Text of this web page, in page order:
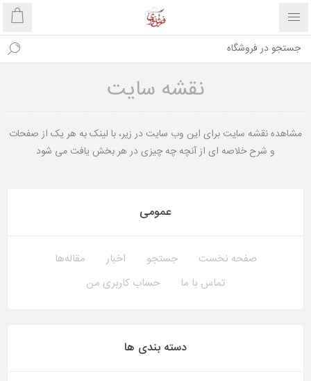
نقشه سایت
مشاهده نقشه سایت برای این وب سایت در زیر، با لینک به هر یک از صفحات
و شرح خلاصه ای از آنچه چه چیزی در هر بخش یافت می شود
عمومی
صفحه نخست جستجو اخبار
مقاله‌ها
تماس با ما
حساب کاربری من
دسته بندی ها